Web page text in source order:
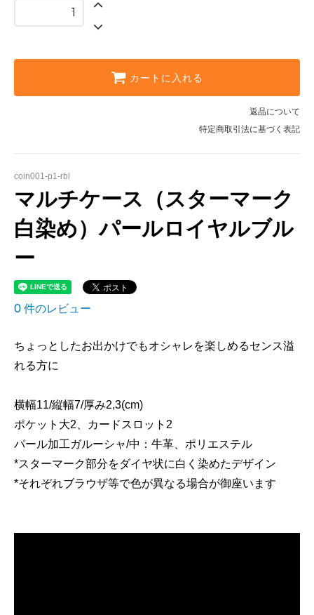
カートに入れる
返品について
特定商取引法に基づく表記
coin001-p1-rbl
マルチケース（スターマーク
白染め）パールロイヤルブル
ー
0 件のレビュー
ちょっとしたお出かけでもオシャレを楽しめるセンス溢
れる方に
横幅11/縦幅7/厚み2,3(cm)
ポケット大2、カードスロット2
パール加工ガルーシャ/中：牛革、ポリエステル
*スターマーク部分をダイヤ状に白く染めたデザイン
*それぞれブラウザ等で色が異なる場合が御座います